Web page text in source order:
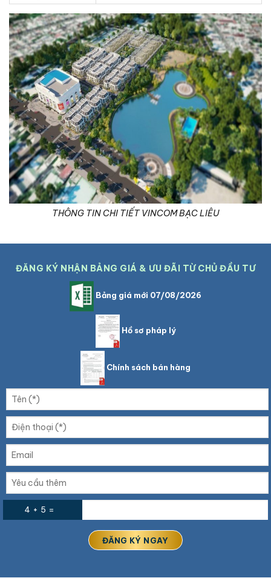
THÔNG TIN CHI TIẾT VINCOM BẠC LIÊU
ĐĂNG KÝ NHẬN BẢNG GIÁ & ƯU ĐÃI TỪ CHỦ ĐẦU TƯ
Bảng giá mới 07/08/2026
Hồ sơ pháp lý
Chính sách bán hàng
4 + 5 =